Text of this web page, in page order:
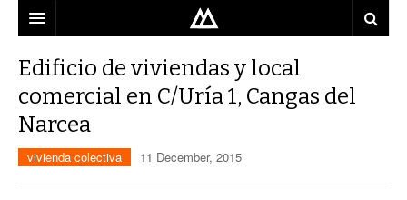
LOCALIZACIÓN
MAPA
USO
Edificio de viviendas y local
comercial en C/Uría 1, Cangas del
Narcea
vivienda colectiva 11 December, 2015